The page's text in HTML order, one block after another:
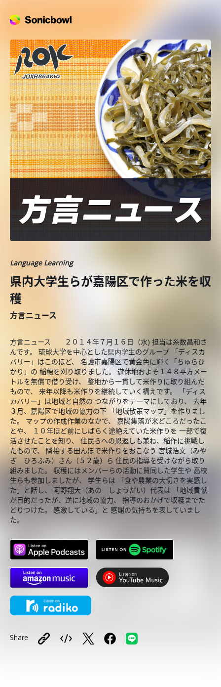
Language Learning
県内大学生らが嘉陽区で作った米を収
穫
方言ニュース
方言ニュース ２０１４年７月１６日（水) 担当は糸数昌和さ
んです。 琉球大学を中心とした県内学生のグループ 「ディスカ
バリー」はこのほど、 名護市嘉陽区で黄金色に輝く「ちゅらひ
かり」の 稲穂を刈り取りました。 遊休地およそ１４８平方メー
トルを無償で借り受け、 整地から一貫して米作りに取り組んだ
もので、 来年以降も米作りを継続していく構えです。 「ディス
カバリー」は地域と自然の つながりをテーマにしており、 去年
３月、嘉陽区で地域の協力の下 「地域散策マップ」を作りまし
た。 マップの作成作業のなかで、 嘉陽集落が米どころだったこ
とや、 １０年ほど前にしばらく途絶えていた米作りを 一部で復
活させたことを知り、 住民らへの恩返しも兼ね、稲作に挑戦し
たもので、 隣接する田んぼで米作りをおこなう 宮城浩文（みや
ぎ ひろふみ）さん（５２歳）ら 住民の指導を受けながら取り
組みました。 収穫にはメンバーらの活動に賛同した学生や 高校
生らも参加しましたが、 学生らは 「食や農業の大切さを実感し
た」と話し、 阿野翔大（あの しょうだい）代表は 「地域貢献
が目的だったが、逆に地域の協力、 指導のおかげで収穫までた
どりつけた。 感激している」と 感謝の気持ちを表していまし
た。
Share